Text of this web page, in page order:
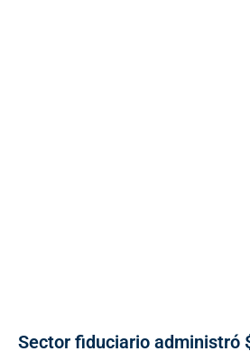
Sector fiduciario administró